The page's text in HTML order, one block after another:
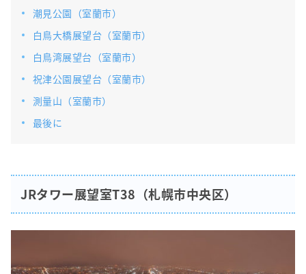
潮見公園（室蘭市）
白鳥大橋展望台（室蘭市）
白鳥湾展望台（室蘭市）
祝津公園展望台（室蘭市）
測量山（室蘭市）
最後に
JRタワー展望室T38（札幌市中央区）